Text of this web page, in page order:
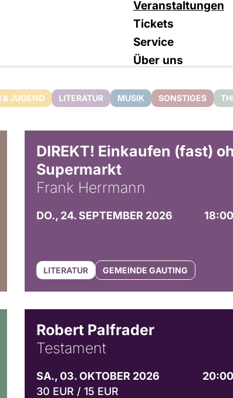
Veranstaltungen
Tickets
Service
Über uns
& JUGEND LITERATUR MUSIK SONSTIGES
DIREKT! Einkaufen (fast)
Supermarkt
Frank Herrmann
DO., 24. SEPTEMBER 2026
LITERATUR GEMEINDE GAUTING
Robert Palfrader
Testament
SA., 03. OKTOBER 2026
30 EUR / 15 EUR